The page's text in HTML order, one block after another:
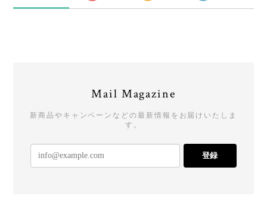
Mail Magazine
新商品やキャンペーンなどの最新情報をお届けいたしま
す。
登録